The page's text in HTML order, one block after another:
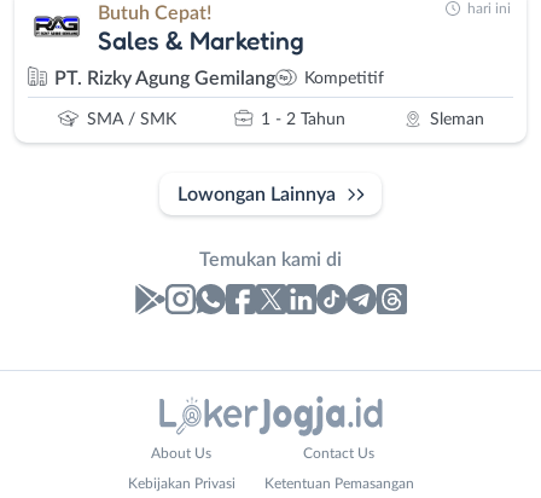
Butuh Cepat!
Sales & Marketing
PT. Rizky Agung Gemilang Kompetitif
SMA / SMK 1 - 2 Tahun Sleman
hari ini
Lowongan Lainnya
Temukan kami di
About Us Contact Us
Kebijakan Privasi Ketentuan Pemasangan